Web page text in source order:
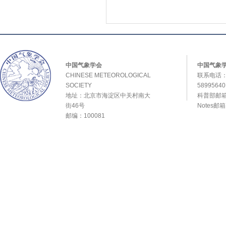
中国气象学会
CHINESE METEOROLOGICAL
SOCIETY
地址：北京市海淀区中关村南大
街46号
邮编：100081
中国气象
联系电话
科普部邮
Notes邮